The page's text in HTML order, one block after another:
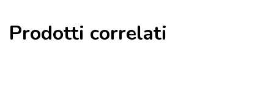
Prodotti correlati